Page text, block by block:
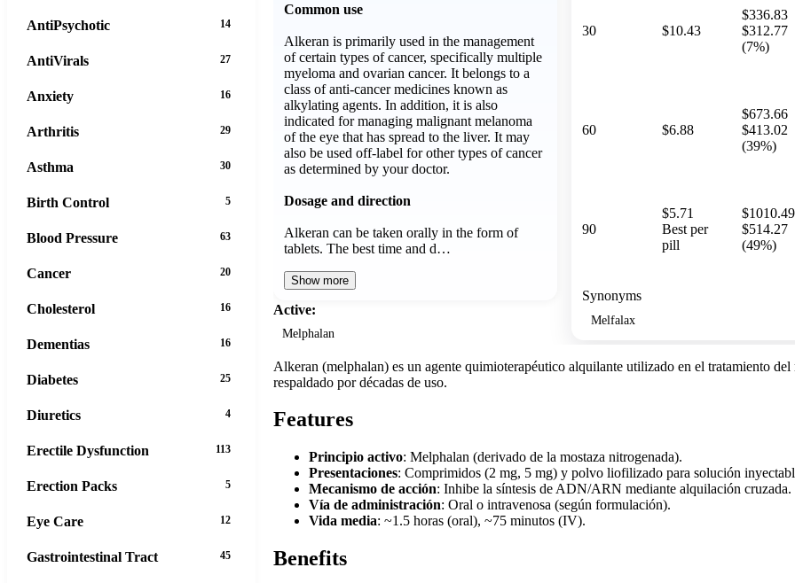
Common use
Alkeran is primarily used in the management
of certain types of cancer, specifically multiple
myeloma and ovarian cancer. It belongs to a
class of anti-cancer medicines known as
alkylating agents. In addition, it is also
indicated for managing malignant melanoma
of the eye that has spread to the liver. It may
also be used off-label for other types of cancer
as determined by your doctor.
Dosage and direction
Alkeran can be taken orally in the form of
tablets. The best time and d…
Show more
Active:
Melphalan
30 $10.43
$336.83
$312.77
(7%)
60 $6.88
$673.66
$413.02
(39%)
90
$5.71
Best per
pill
$1010.49
$514.27
(49%)
Synonyms
Melfalax
Alkeran (melphalan) es un agente quimioterapéutico alquilante utilizado en el tratamiento
respaldado por décadas de uso.
Features
Principio activo: Melphalan (derivado de la mostaza nitrogenada).
Presentaciones: Comprimidos (2 mg, 5 mg) y polvo liofilizado para solución
Mecanismo de acción: Inhibe la síntesis de ADN/ARN mediante alquilación cruzada.
Vía de administración: Oral o intravenosa (según formulación).
Vida media: ~1.5 horas (oral), ~75 minutos (IV).
Benefits
AntiPsychotic 14
AntiVirals 27
Anxiety 16
Arthritis 29
Asthma 30
Birth Control 5
Blood Pressure 63
Cancer 20
Cholesterol 16
Dementias 16
Diabetes 25
Diuretics 4
Erectile Dysfunction 113
Erection Packs 5
Eye Care 12
Gastrointestinal Tract 45